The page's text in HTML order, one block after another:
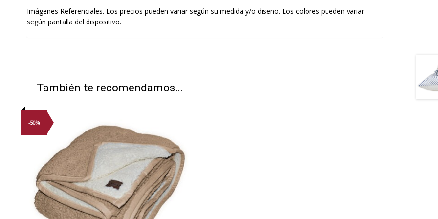
Imágenes Referenciales. Los precios pueden variar según su medida y/o diseño. Los colores pueden variar
según pantalla del dispositivo.
También te recomendamos…
-50%